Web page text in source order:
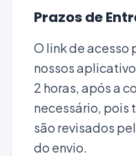
Prazos de
O link de acesso
nossos
2 horas, após a
necessário, pois
são revisados
do envio.